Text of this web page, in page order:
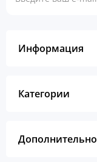
Информация
Категории
Дополнительно